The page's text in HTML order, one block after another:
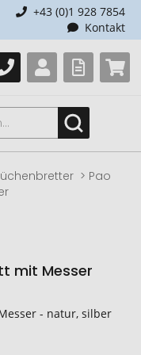
+43 (0)1 928 7854
Kontakt
Pao
mit Messer